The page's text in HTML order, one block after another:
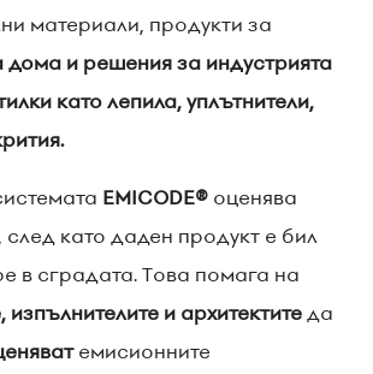
материали, продукти за
дома и решения за индустрията
като лепила, уплътнители,
EMICODE® оценява
като даден продукт е бил
в сградата. Това помага на
изпълнителите и архитектитеда
емисионните